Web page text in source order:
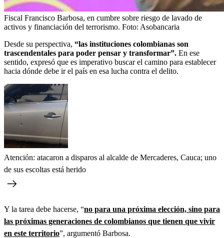
Fiscal Francisco Barbosa, en cumbre sobre riesgo de lavado de
activos y financiación del terrorismo. Foto: Asobancaria
Desde su perspectiva, “las instituciones colombianas son
trascendentales para poder pensar y transformar”. En ese
sentido, expresó que es imperativo buscar el camino para establecer
hacia dónde debe ir el país en esa lucha contra el delito.
Atención: atacaron a disparos al alcalde de Mercaderes, Cauca; uno
de sus escoltas está herido
Y la tarea debe hacerse, “no para una próxima elección, sino para
las próximas generaciones de colombianos que tienen que vivir
en este territorio”, argumentó Barbosa.